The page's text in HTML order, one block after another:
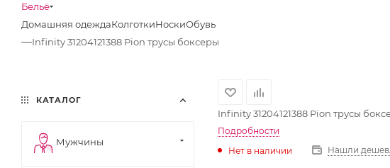
Бельё
Домашняя одеждаКолготкиНоскиОбувь
—Infinity 31204121388 Pion трусы боксеры
Infinity 31204121388 Pion трусы
Подробности
Нет в наличии
Нашли
КАТАЛОГ
Мужчины